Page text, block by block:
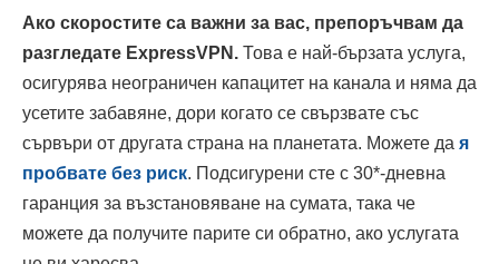
Ако скоростите са важни за вас, препоръчвам да
разгледате ExpressVPN. Това е най-бързата услуга,
осигурява неограничен капацитет на канала и няма да
усетите забавяне, дори когато се свързвате със
сървъри от другата страна на планетата. Можете да я
пробвате без риск. Подсигурени сте с 30*-дневна
гаранция за възстановяване на сумата, така че
можете да получите парите си обратно, ако услугата